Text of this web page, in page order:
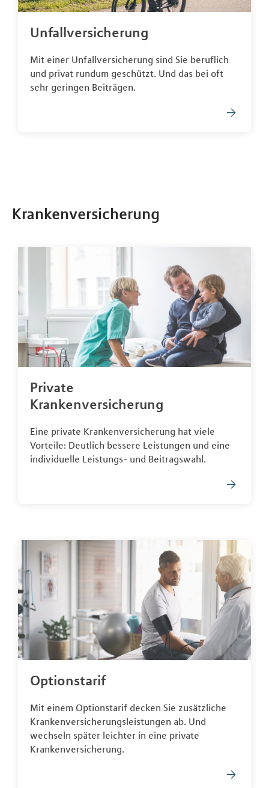
Unfallversicherung
Mit einer Unfallversicherung sind Sie beruflich
und privat rundum geschützt. Und das bei oft
sehr geringen Beiträgen.
Krankenversicherung
Private
Krankenversicherung
Eine private Krankenversicherung hat viele
Vorteile: Deutlich bessere Leistungen und eine
individuelle Leistungs- und Beitragswahl.
Optionstarif
Mit einem Optionstarif decken Sie zusätzliche
Krankenversicherungsleistungen ab. Und
wechseln später leichter in eine private
Krankenversicherung.